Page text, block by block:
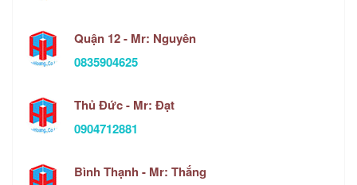
Quận 12 - Mr: Nguyên
0835904625
Thủ Đức - Mr: Đạt
0904712881
Bình Thạnh - Mr: Thắng